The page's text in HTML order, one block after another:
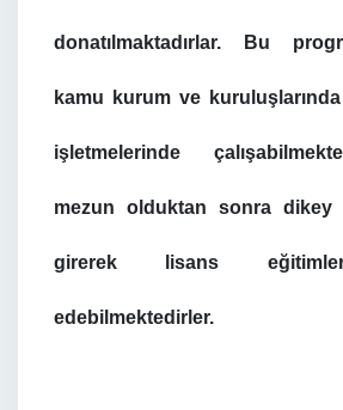
donatılmaktadırlar. Bu
kamu kurum ve
işletmelerinde
mezun olduktan sonra dikey
girerek lisans
edebilmektedirler.